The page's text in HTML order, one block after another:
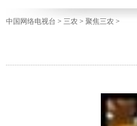
中国网络电视台 > 三农 > 聚焦三农 >